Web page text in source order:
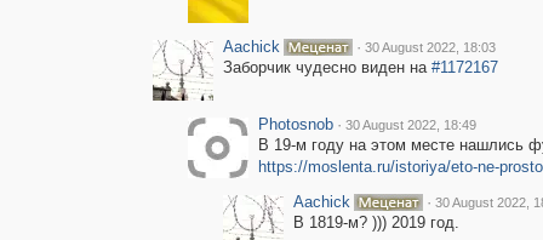
Aachick · 30 August 2022, 18:03
Заборчик чудесно виден на #1172167
Photosnob · 30 August 2022, 18:49
В 19-м году на этом месте нашлись
https://moslenta.ru/istoriya/eto-ne-
Aachick
· 30 August 2022,
В 1819-м? ))) 2019 год.